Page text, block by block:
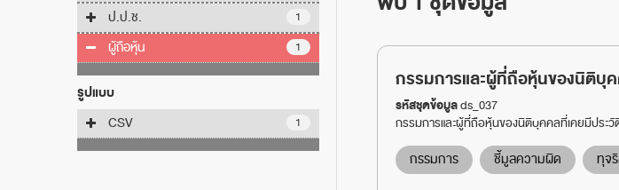
ป.ป.ช. 1
ผู้ถือหุ้น 1
รูปแบบ
CSV 1
กรรมการและผู้ที่ถือหุ้นของนิติบุ
รหัสชุดข้อมูลds_037
กรรมการและผู้ที่ถือหุ้นของนิติบุคคลที่เคยมีประ
กรรมการ ชี้มูลความผิด ทุจ